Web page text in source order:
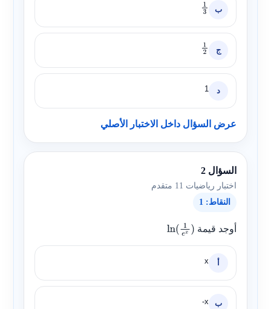
ب
1
ج
1
د 1
عرض السؤال داخل الاختبار الأصلي
السؤال 2
اختبار رياضيات 11 متقدم
النقاط: 1
أوجد قيمة ln(1ex)
x
ب -x